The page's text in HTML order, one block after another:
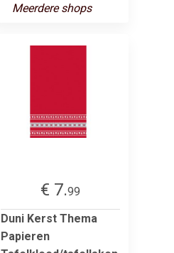
Meerdere shops
€ 7.99
Duni Kerst Thema
Papieren